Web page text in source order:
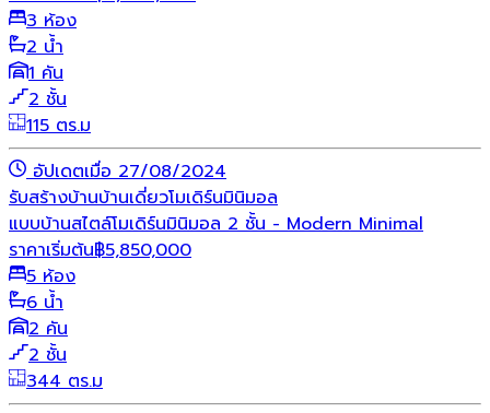
3 ห้อง
2 น้ำ
1 คัน
2 ชั้น
115 ตร.ม
อัปเดตเมื่อ 27/08/2024
รับสร้างบ้านบ้านเดี่ยวโมเดิร์นมินิมอล
แบบบ้านสไตล์โมเดิร์นมินิมอล 2 ชั้น - Modern Minimal
ราคาเริ่มต้น฿5,850,000
5 ห้อง
6 น้ำ
2 คัน
2 ชั้น
344 ตร.ม